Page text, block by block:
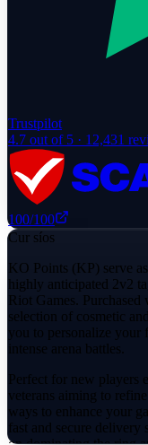
Trustpilot
4.7 out of 5 · 12,431
100/100
Cur síos
KO Points (KP) serve
highly anticipated 2v2
Riot Games.
selection of cosmetic
you to personalize your
intense arena battles.
Perfect for new players
veterans aiming to
ways to enhance your
fast and secure